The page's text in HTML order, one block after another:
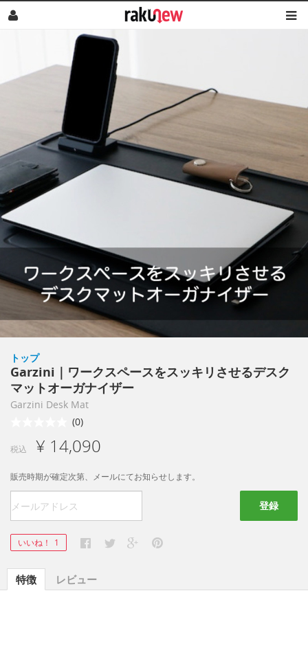
トップ
Garzini｜ワークスペースをスッキリさせるデスク
マットオーガナイザー
Garzini Desk Mat
(0)
税込 ¥ 14,090
販売時期が確定次第、メールにてお知らせします。
登録
いいね！ 1
特徴 レビュー